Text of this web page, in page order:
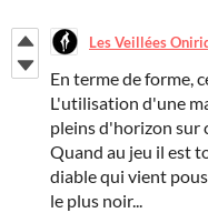
Les Veillées
En terme de forme,
L'utilisation d'une
pleins d'horizon sur
Quand au jeu il est
diable qui vient
le plus noir...